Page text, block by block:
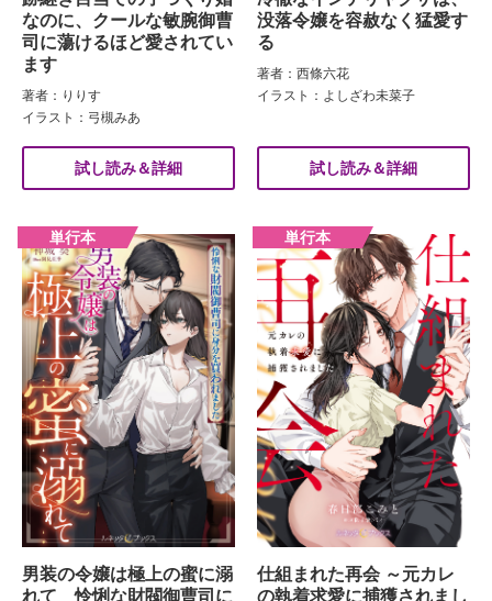
なのに、クールな敏腕御曹
司に蕩けるほど愛されてい
ます
著者：りりす
イラスト：弓槻みあ
試し読み＆詳細
没落令嬢を容赦なく猛愛す
る
著者：西條六花
イラスト：よしざわ未菜子
試し読み＆詳細
男装の令嬢は極上の蜜に溺
れて 怜悧な財閥御曹司に
仕組まれた再会 ～元カレ
の執着求愛に捕獲されまし